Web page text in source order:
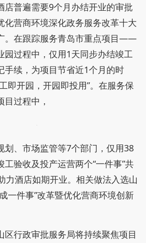
店普遍需要9个月办结开业的审批
化营商环境深化政务服务改革十大
。在跟踪服务青岛市重点项目——
园过程中，仅用1天同步办结竣工
手续，为项目节省近1个月的时
即开园，开园即投用”。在服务保
过程中，
划、市场监管等7个部门，仅用38
工验收及投产运营两个“一件事”共
力酒店如期开业。相关做法入选山
一件事”改革暨优化营商环境创新
区行政审批服务局将持续聚焦项目